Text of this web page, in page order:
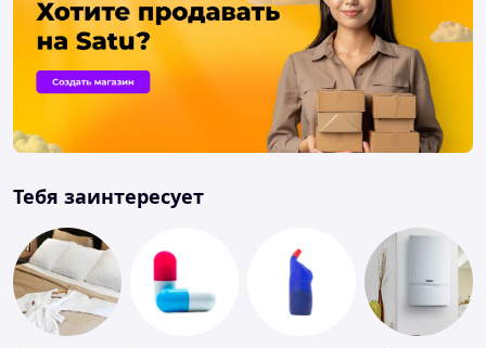
Тебя заинтересует